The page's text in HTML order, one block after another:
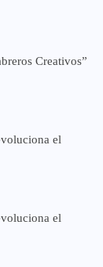
Creativos”
el
el